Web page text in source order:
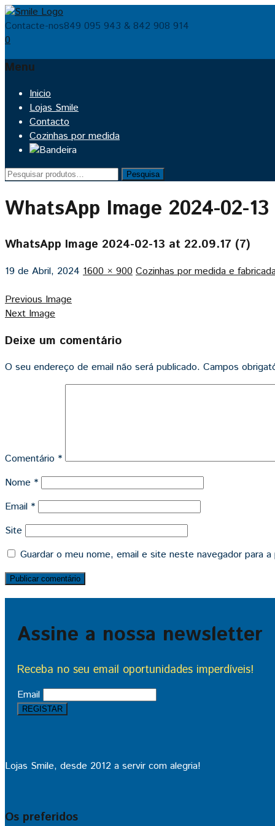
Contacte-nos849 095 943 & 842 908 914
0
Menu
Skip
content
Inicio
Lojas Smile
Contacto
Cozinhas por medida
Pesquisar
Pesquisa
WhatsApp Image 2024-02-
WhatsApp Image 2024-02-13 at 22.09.17 (7)
19 de Abril, 2024 1600 × 900 Cozinhas por medida e
Previous Image
Next Image
Deixe um comentário
O seu endereço de email não será publicado. Campos
Comentário *
Nome *
Email *
Site
Guardar o meu nome, email e site neste navegador para
Assine a nossa newsletter
Receba no seu email oportunidades imperdíveis!
Email
Lojas Smile, desde 2012 a servir com alegria!
Os preferidos